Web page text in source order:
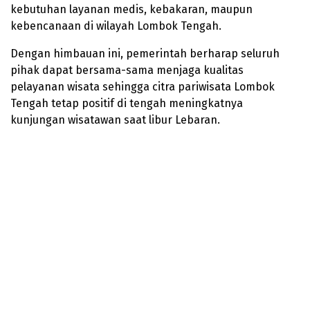
kebutuhan layanan medis, kebakaran, maupun
kebencanaan di wilayah Lombok Tengah.
Dengan himbauan ini, pemerintah berharap seluruh
pihak dapat bersama-sama menjaga kualitas
pelayanan wisata sehingga citra pariwisata Lombok
Tengah tetap positif di tengah meningkatnya
kunjungan wisatawan saat libur Lebaran.